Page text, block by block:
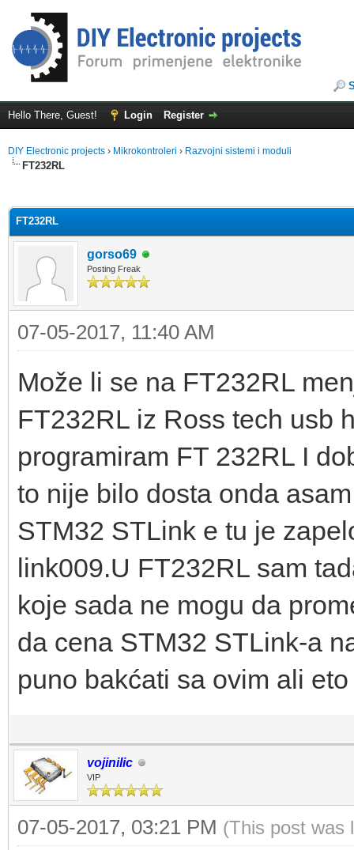
Hello There, Guest! Login Register
DIY Electronic projects › Mikrokontroleri › Razvojni sistemi i moduli
FT232RL
FT232RL
gorso69
Posting Freak
07-05-2017, 11:40 AM
Može li se na FT232RL
FT232RL iz Ross tech usb
programiram FT 232RL I
to nije bilo dosta onda
STM32 STLink e tu je
link009.U FT232RL sam
koje sada ne mogu da
da cena STM32 STLink-a
puno bakćati sa ovim ali
vojinilic
VIP
07-05-2017, 03:21 PM (This post was